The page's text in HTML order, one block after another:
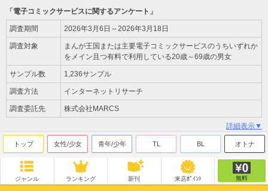
「電子コミックサービスに関するアンケート」
調査期間 2026年3月6日～2026年3月18日
調査対象
まんが王国または主要電子コミックサービスのうちいずれか
をメイン且つ有料で利用している20歳～69歳の男女
サンプル数 1,236サンプル
調査方法 インターネットリサーチ
調査委託先 株式会社MARCS
詳細表示▼
トップ 女性/少女 青年/少年 TL BL オトナ
ジャンル ランキング 新刊 来店ﾎﾟｲﾝﾄ 無料